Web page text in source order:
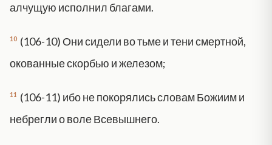
алчущую исполнил благами.
10 (106-10) Они сидели во тьме и тени смертной,
окованные скорбью и железом;
11 (106-11) ибо не покорялись словам Божиим и
небрегли о воле Всевышнего.